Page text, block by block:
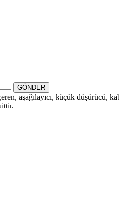
GÖNDER
aşağılayıcı, küçük